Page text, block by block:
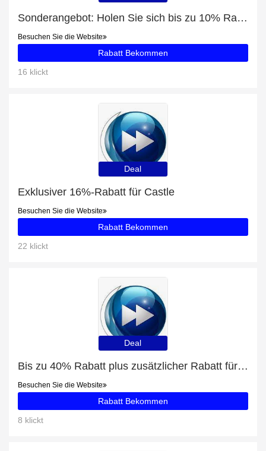
Sonderangebot: Holen Sie sich bis zu 10% Rabatt auf Damen Jeanshose LEE BREESE THATS RIGHT
Besuchen Sie die Website
Rabatt Bekommen
16 klickt
Deal
Exklusiver 16%-Rabatt für Castle
Besuchen Sie die Website
Rabatt Bekommen
22 klickt
Deal
Bis zu 40% Rabatt plus zusätzlicher Rabatt für Perfect Addiction
Besuchen Sie die Website
Rabatt Bekommen
8 klickt